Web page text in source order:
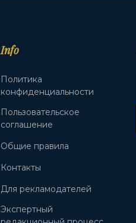
Info
Политика
конфиденциальности
Пользовательское
соглашение
Общие правила
Контакты
Для рекламодателей
Экспертный